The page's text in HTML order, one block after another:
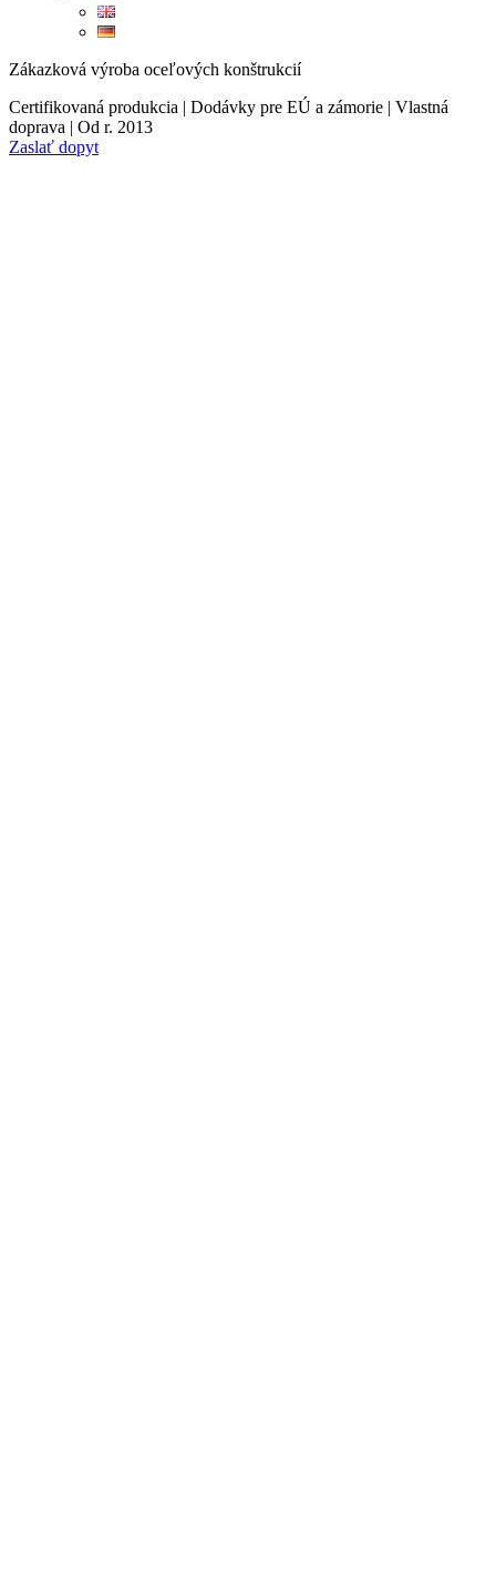
Zákazková výroba oceľových konštrukcií
Certifikovaná produkcia | Dodávky pre EÚ a zámorie | Vlastná
doprava | Od r. 2013
Zaslať dopyt